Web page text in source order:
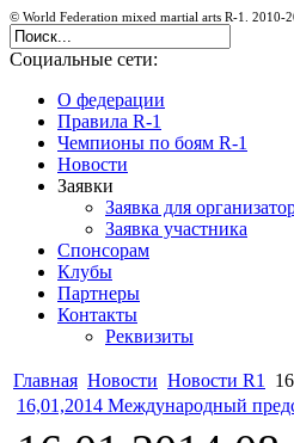
© World Federation mixed martial arts R-1. 2010-
Социальные сети:
О федерации
Правила R-1
Чемпионы по боям R-1
Новости
Заявки
Заявка для
Заявка участника
Спонсорам
Клубы
Партнеры
Контакты
Реквизиты
Главная Новости Новости R1
16,01,2014 Международный